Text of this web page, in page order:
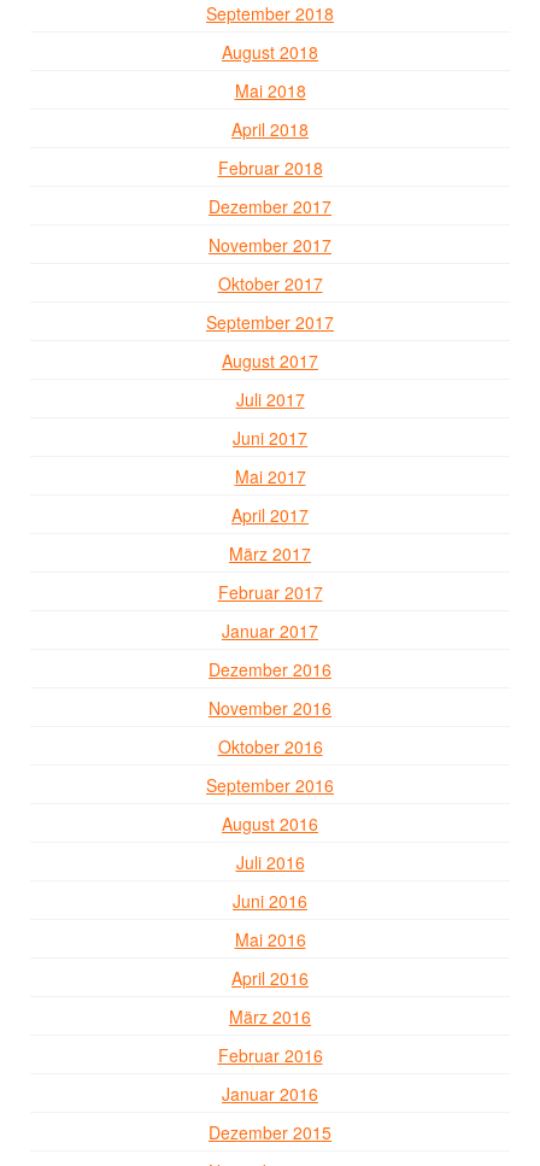
September 2018
August 2018
Mai 2018
April 2018
Februar 2018
Dezember 2017
November 2017
Oktober 2017
September 2017
August 2017
Juli 2017
Juni 2017
Mai 2017
April 2017
März 2017
Februar 2017
Januar 2017
Dezember 2016
November 2016
Oktober 2016
September 2016
August 2016
Juli 2016
Juni 2016
Mai 2016
April 2016
März 2016
Februar 2016
Januar 2016
Dezember 2015